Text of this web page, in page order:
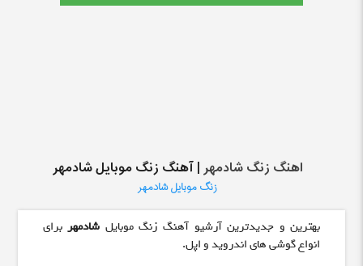
اهنگ زنگ شادمهر| آهنگ زنگ موبایل شادمهر
زنگ موبایل شادمهر
بهترین و جدیدترین آرشیو آهنگ زنگ موبایل شادمهربرای
انواع گوشی های اندروید و اپل.